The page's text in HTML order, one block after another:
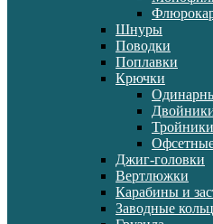
Шнуры
Поводки
Поплавки
Крючки
Тройники
Джиг-головки
Вертлюжки
Карабины и
Заводные